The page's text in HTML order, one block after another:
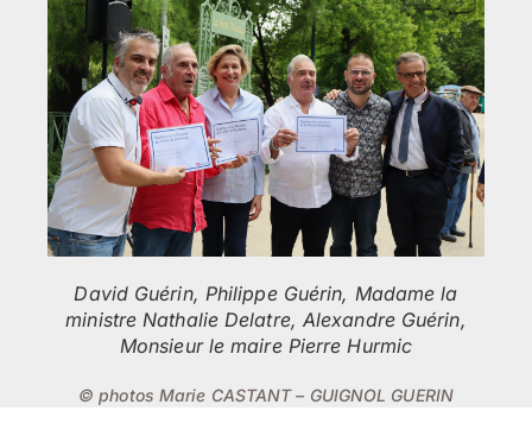
David Guérin, Philippe Guérin, Madame la
ministre Nathalie Delatre, Alexandre Guérin,
Monsieur le maire Pierre Hurmic
© photos Marie CASTANT – GUIGNOL GUERIN